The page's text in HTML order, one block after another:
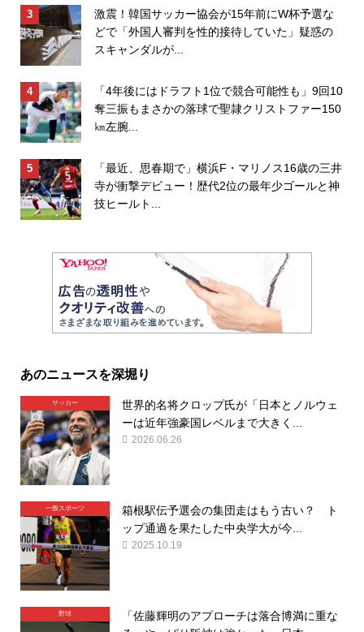
激震！韓国サッカー協会が15年前にW杯予選な
どで「外国人審判を性的接待していた」疑惑の
スキャンダルが...
「4年後にはドラフト1位で競合可能性も」9回10
奪三振もまさかの落球で聖隷クリストファー150
㎞左腕...
「最近、思春期で」横浜F・マリノス16歳の三井
寺が衝撃デビュー！歴代2位の最年少ゴールと神
技ヒールト...
あのニュースを深堀り
サッカー
世界的名将クロップ氏が「日本とノルウェ
ーは近年強豪国レベルまで大きく...
2026.06.26
一般スポーツ
箱根駅伝予選会の集団走はもう古い？ ト
ップ通過を果たした中央学大が今...
2025.10.19
野球
「佐藤輝明のアプローチは落合博満に重な